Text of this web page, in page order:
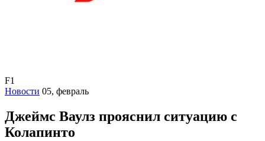
F1
Новости 05, февраль
Джеймс Ваулз прояснил ситуацию с
Колапинто